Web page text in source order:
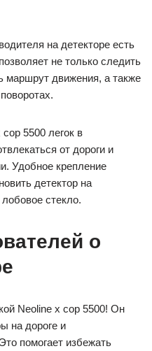
на детекторе есть
не только следить
маршрут движения, а также
5500 легок в
от дороги и
Удобное крепление
детектор на
стекло.
о
Neoline x cop 5500! Он
на дороге и
помогает избежать